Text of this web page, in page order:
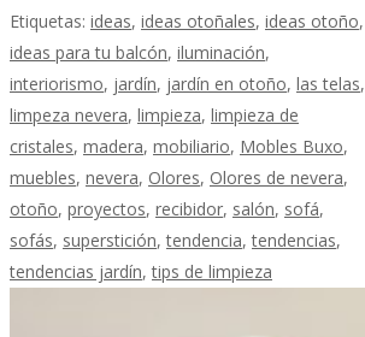
Etiquetas: ideas, ideas otoñales, ideas otoño,
ideas para tu balcón, iluminación,
interiorismo, jardín, jardín en otoño, las telas,
limpeza nevera, limpieza, limpieza de
cristales, madera, mobiliario, Mobles Buxo,
muebles, nevera, Olores, Olores de nevera,
otoño, proyectos, recibidor, salón, sofá,
sofás, superstición,tendencia,tendencias,
tendencias jardín,tips de limpieza